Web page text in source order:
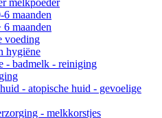
melkpoeder
maanden
maanden
voeding
hygiëne
- badmelk - reiniging
- atopische huid - gevoelige
- melkkorstjes